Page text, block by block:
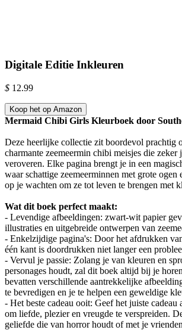
Digitale Editie Inkleuren
$ 12.99
Koop het op Amazon
Mermaid Chibi Girls Kleurboek door
Deze heerlijke collectie zit boordevol prachtig
charmante zeemeermin chibi meisjes die zeker
veroveren. Elke pagina brengt je in een
waar schattige zeemeerminnen met grote ogen
op je wachten om ze tot leven te brengen met
Wat dit boek perfect maakt:
- Levendige afbeeldingen: zwart-wit papier
illustraties en uitgebreide ontwerpen van
- Enkelzijdige pagina's: Door het afdrukken
één kant is doordrukken niet langer een
- Vervul je passie: Zolang je van kleuren en
personages houdt, zal dit boek altijd bij je
bevatten verschillende aantrekkelijke
te bevredigen en je te helpen een geweldige
- Het beste cadeau ooit: Geef het juiste cadeau
om liefde, plezier en vreugde te verspreiden.
geliefde die van horror houdt of met je